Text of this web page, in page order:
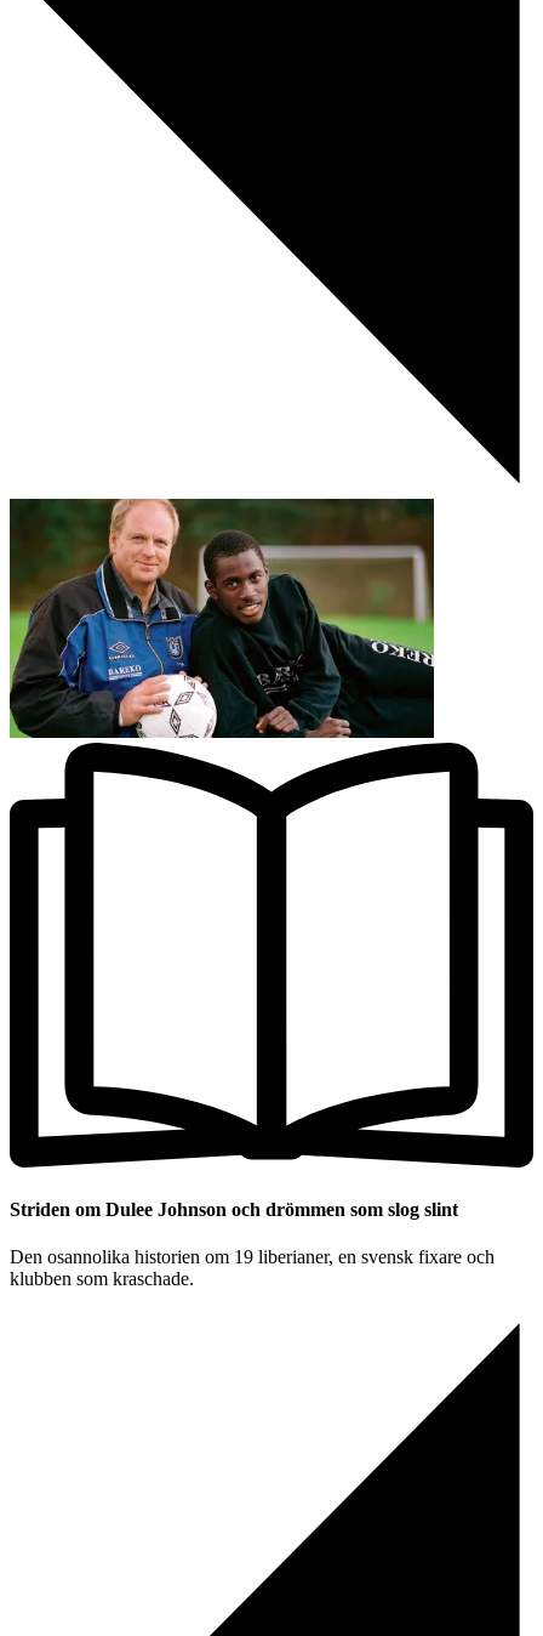
Striden om Dulee Johnson och drömmen som slog slint
Den osannolika historien om 19 liberianer, en svensk fixare och
klubben som kraschade.